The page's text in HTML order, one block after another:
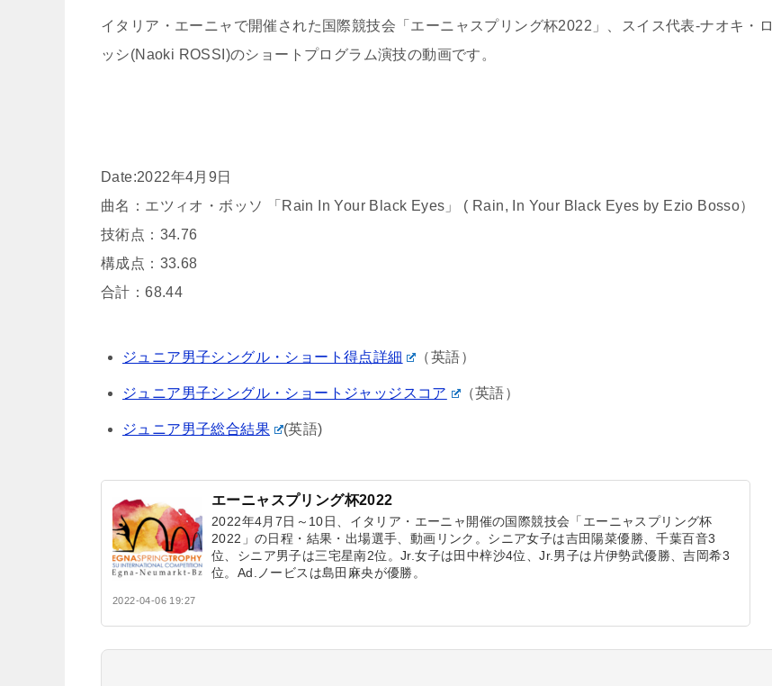
イタリア・エーニャで開催された国際競技会「エーニャスプリング杯2022」、スイス代表-ナオキ・ロ
ッシ(Naoki ROSSI)のショートプログラム演技の動画です。
Date:2022年4月9日
曲名：エツィオ・ボッソ 「Rain In Your Black Eyes」 ( Rain, In Your Black Eyes by Ezio Bosso）
技術点：34.76
構成点：33.68
合計：68.44
ジュニア男子シングル・ショート得点詳細 （英語）
ジュニア男子シングル・ショートジャッジスコア （英語）
ジュニア男子総合結果 (英語)
エーニャスプリング杯2022
2022年4月7日～10日、イタリア・エーニャ開催の国際競技会「エーニャスプリング杯
2022」の日程・結果・出場選手、動画リンク。シニア女子は吉田陽菜優勝、千葉百音3
位、シニア男子は三宅星南2位。Jr.女子は田中梓沙4位、Jr.男子は片伊勢武優勝、吉岡希3
位。Ad.ノービスは島田麻央が優勝。
2022-04-06 19:27